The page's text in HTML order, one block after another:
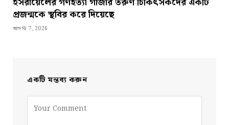
প্রজন্মকে স্থবির করে দিয়েছে
আগস্ট 7, 2026
একটি মন্তব্য করুন